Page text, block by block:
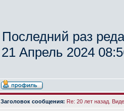
Последний раз
21 Апрель 2024
Заголовок сообщения: Re: 20 лет назад.